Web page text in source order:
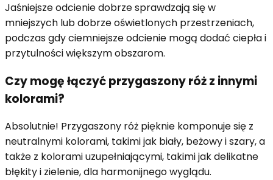
Jaśniejsze odcienie dobrze sprawdzają się w
mniejszych lub dobrze oświetlonych przestrzeniach,
podczas gdy ciemniejsze odcienie mogą dodać ciepła i
przytulności większym obszarom.
Czy mogę łączyć przygaszony róż z innymi
kolorami?
Absolutnie! Przygaszony róż pięknie komponuje się z
neutralnymi kolorami, takimi jak biały, beżowy i szary, a
także z kolorami uzupełniającymi, takimi jak delikatne
błękity i zielenie, dla harmonijnego wyglądu.